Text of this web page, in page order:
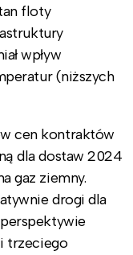
floty
wpływ
(niższych
cen kontraktów
dla dostaw 2024
gaz ziemny.
drogi dla
trzeciego